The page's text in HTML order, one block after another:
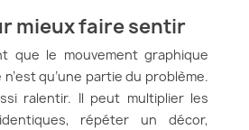
mieux faire sentir
que le mouvement graphique
qu’une partie du problème.
ralentir. Il peut multiplier les
répéter un décor,